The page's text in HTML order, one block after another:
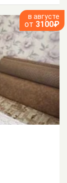
в августе
от 3100₽